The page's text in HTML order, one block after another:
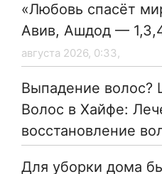
«Любовь спасёт
Авив, Ашдод —
августа 2026, 0:33,
Выпадение волос?
Волос в Хайфе:
восстановление
Для уборки дома